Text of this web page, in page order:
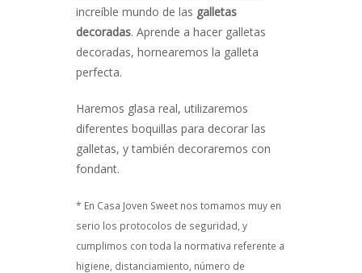
increíble mundo de las galletas
decoradas. Aprende a hacer galletas
decoradas, hornearemos la galleta
perfecta.
Haremos glasa real, utilizaremos
diferentes boquillas para decorar las
galletas, y también decoraremos con
fondant.
* En Casa Joven Sweet nos tomamos muy en
serio los protocolos de seguridad, y
cumplimos con toda la normativa referente a
higiene, distanciamiento, número de